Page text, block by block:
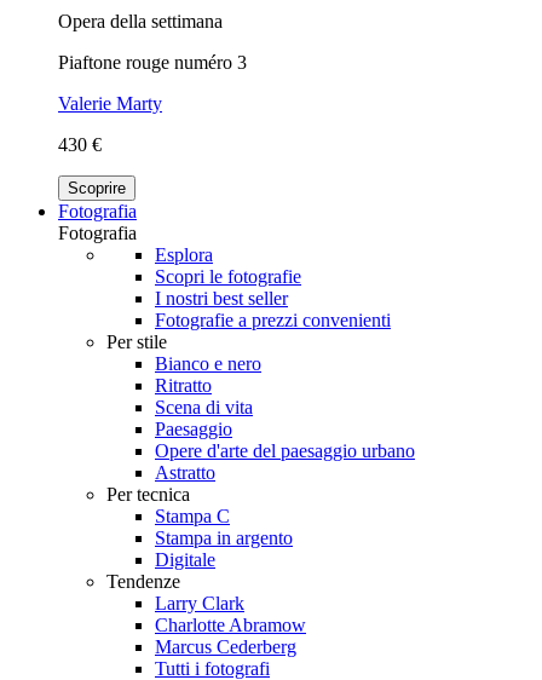
Opera della settimana
Piaftone rouge numéro 3
Valerie Marty
430 €
Scoprire
Fotografia
Fotografia
Esplora
Scopri le fotografie
I nostri best seller
Fotografie a prezzi convenienti
Per stile
Bianco e nero
Ritratto
Scena di vita
Paesaggio
Opere d'arte del paesaggio urbano
Astratto
Per tecnica
Stampa C
Stampa in argento
Digitale
Tendenze
Larry Clark
Charlotte Abramow
Marcus Cederberg
Tutti i fotografi